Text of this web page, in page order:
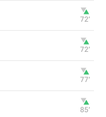
72‎’‎
72‎’‎
77‎’‎
85‎’‎